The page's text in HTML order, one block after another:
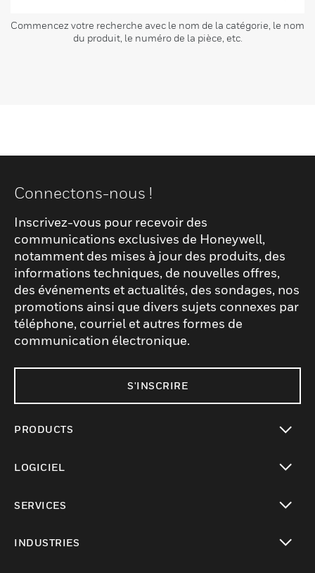
Commencez votre recherche avec le nom de la catégorie, le nom
du produit, le numéro de la pièce, etc.
Connectons-nous !
Inscrivez-vous pour recevoir des
communications exclusives de Honeywell,
notamment des mises à jour des produits, des
informations techniques, de nouvelles offres,
des événements et actualités, des sondages, nos
promotions ainsi que divers sujets connexes par
téléphone, courriel et autres formes de
communication électronique.
S'INSCRIRE
PRODUCTS
LOGICIEL
SERVICES
INDUSTRIES